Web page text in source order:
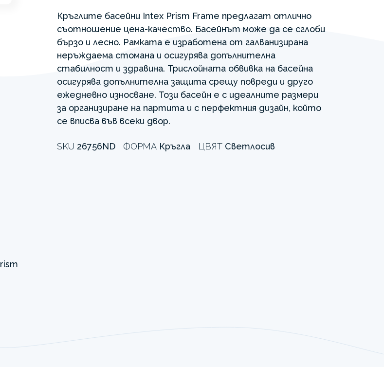
Кръглите басейни Intex Prism Frame предлагат отлично
съотношение цена-качество. Басейнът може да се сглоби
бързо и лесно. Рамката е изработена от галванизирана
неръждаема стомана и осигурява допълнителна
стабилност и здравина. Трислойната обвивка на басейна
осигурява допълнителна защита срещу повреди и друго
ежедневно износване. Този басейн е с идеалните размери
за организиране на партита и с перфектния дизайн, който
се вписва във всеки двор.
SKU 26756ND ФОРМА Кръгла ЦВЯТ Светлосив